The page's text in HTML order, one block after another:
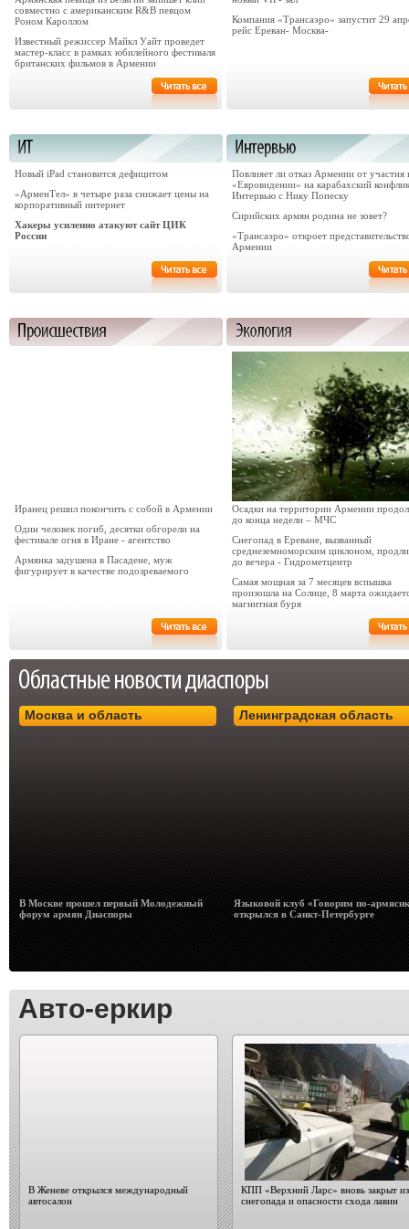
совместно с американским R&B певцом
Роном Кароллом
Известный режиссер Майкл Уайт проведет
мастер-класс в рамках юбилейного фестиваля
британских фильмов в Армении
Компания «Трансаэро» запустит 29
рейс Ереван- Москва-
Новый iPad становится дефицитом
«АрменТел» в четыре раза снижает цены на
корпоративный интернет
Хакеры усиленно атакуют сайт ЦИК
России
Повлияет ли отказ Армении от участия
«Евровидении» на карабахский
Интервью с Нику Попеску
Сирийских армян родина не зовет?
«Трансаэро» откроет
Армении
Иранец решил покончить с собой в Армении
Один человек погиб, десятки обгорели на
фестивале огня в Иране - агентство
Армянка задушена в Пасадене, муж
фигурирует в качестве подозреваемого
Осадки на территории Армении
до конца недели – МЧС
Снегопад в Ереване, вызванный
среднеземноморским циклоном,
до вечера - Гидрометцентр
Самая мощная за 7 месяцев вспышка
произошла на Солнце, 8 марта
магнитная буря
Москва и область
В Москве прошел первый Молодежный
форум армян Диаспоры
Ленинградская область
Языковой клуб «Говорим по-
открылся в Санкт-Петербурге
Авто-еркир
В Женеве открылся международный
автосалон
КПП «Верхний Ларс» вновь закрыт
снегопада и опасности схода лавин